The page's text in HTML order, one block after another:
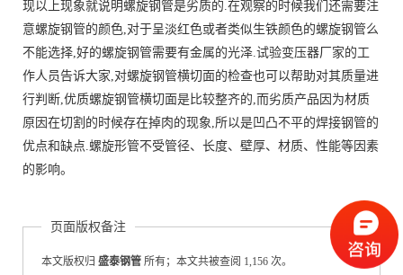
现以上现象就说明螺旋钢管是劣质的.在观察的时候我们还需要注
意螺旋钢管的颜色,对于呈淡红色或者类似生铁颜色的螺旋钢管么
不能选择,好的螺旋钢管需要有金属的光泽.试验变压器厂家的工
作人员告诉大家,对螺旋钢管横切面的检查也可以帮助对其质量进
行判断,优质螺旋钢管横切面是比较整齐的,而劣质产品因为材质
原因在切割的时候存在掉肉的现象,所以是凹凸不平的焊接钢管的
优点和缺点.螺旋形管不受管径、长度、壁厚、材质、性能等因素
的影响。
页面版权备注
本文版权归 盛泰钢管 所有；本文共被查阅 1,156 次。